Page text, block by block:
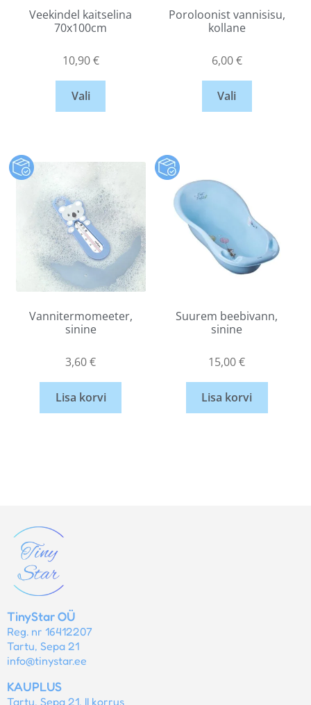
Veekindel kaitselina
70x100cm
10,90€
Vali
Poroloonist vannisisu,
kollane
6,00€
Vali
Vannitermomeeter,
sinine
3,60€
Lisa korvi
Suurem beebivann,
sinine
15,00€
Lisa korvi
TinyStar OÜ
Reg. nr 16412207
Tartu, Sepa 21
info@tinystar.ee
KAUPLUS
Tartu, Sepa 21, II korrus